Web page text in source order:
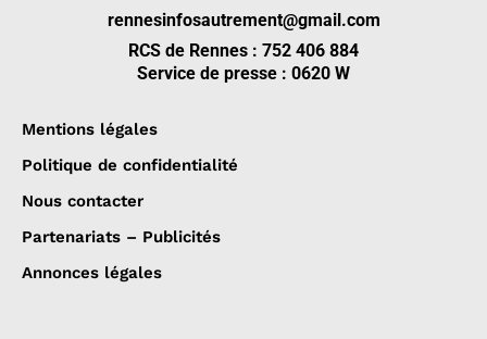
rennesinfosautrement@gmail.com
RCS de Rennes : 752 406 884
Service de presse : 0620 W
Mentions légales
Politique de confidentialité
Nous contacter
Partenariats – Publicités
Annonces légales